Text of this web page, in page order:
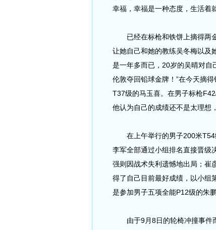
幸福，幸福是一种态度，生活着
已经在标枪和铁饼上摘得两金
让她自己和她的教练吴冬梅以及
是一年多而已，20岁的吴晴对自
伦敦夺回铅球金牌！”在今天摘
T37级的马玉喜。在男子标枪
他认为自己的成绩还不是太理想
在上午举行的男子200米T54
李军全部通过小组排名直接晋级
强则因战术失利遗憾地出局；崔
得了自己目前最好成绩，以小组
是参加男子五项全能P12级的朱
由于9月8日的轮椅冲撞事件而